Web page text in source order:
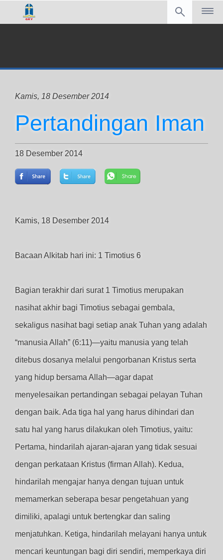
Kamis, 18 Desember 2014
Pertandingan Iman
18 Desember 2014
Kamis, 18 Desember 2014
Bacaan Alkitab hari ini: 1 Timotius 6
Bagian terakhir dari surat 1 Timotius merupakan
nasihat akhir bagi Timotius sebagai gembala,
sekaligus nasihat bagi setiap anak Tuhan yang adalah
“manusia Allah” (6:11)—yaitu manusia yang telah
ditebus dosanya melalui pengorbanan Kristus serta
yang hidup bersama Allah—agar dapat
menyelesaikan pertandingan sebagai pelayan Tuhan
dengan baik. Ada tiga hal yang harus dihindari dan
satu hal yang harus dilakukan oleh Timotius, yaitu:
Pertama, hindarilah ajaran-ajaran yang tidak sesuai
dengan perkataan Kristus (firman Allah). Kedua,
hindarilah mengajar hanya dengan tujuan untuk
memamerkan seberapa besar pengetahuan yang
dimiliki, apalagi untuk bertengkar dan saling
menjatuhkan. Ketiga, hindarilah melayani hanya untuk
mencari keuntungan bagi diri sendiri, memperkaya diri